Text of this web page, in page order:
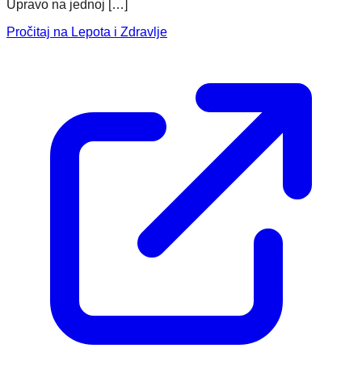
Upravo na jednoj […]
Pročitaj na Lepota i Zdravlje